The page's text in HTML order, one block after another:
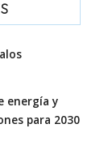
energía y
para 2030